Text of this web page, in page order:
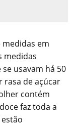
em
medidas
usavam há 50
rasa de açúcar
contém
faz toda a